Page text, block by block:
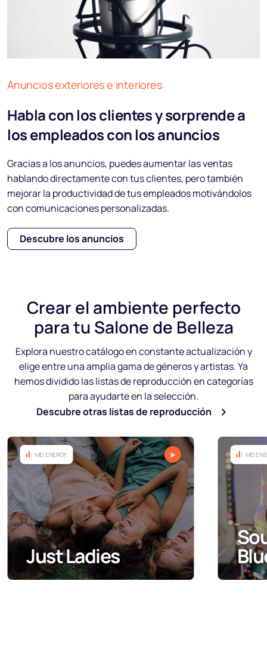
Anuncios exteriores e interiores
Habla con los clientes y sorprende a
los empleados con los anuncios
Gracias a los anuncios, puedes aumentar las ventas
hablando directamente con tus clientes, pero también
mejorar la productividad de tus empleados motivándolos
con comunicaciones personalizadas.
Descubre los anuncios
Crearel ambiente perfecto
para tu Salone de Belleza
Explora nuestro catálogo en constante actualización y
elige entre una amplia gama de géneros y artistas. Ya
hemos dividido las listas de reproducción en categorías
para ayudarte en la selección.
Descubre otras listas de reproducción
MID ENERGY
Just Ladies
MID